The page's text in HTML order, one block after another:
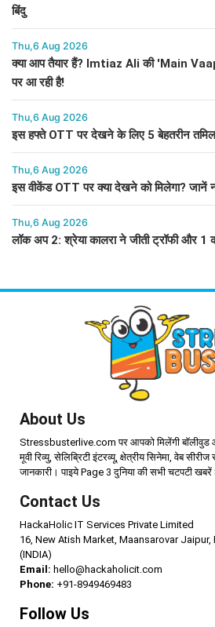
बिंदु
Thu,6 Aug 2026
क्या आप तैयार हैं? Imtiaz Ali की 'Main
पर आ रही है!
Thu,6 Aug 2026
इस हफ्ते OTT पर देखने के लिए 5 बेहतरीन
Thu,6 Aug 2026
इस वीकेंड OTT पर क्या देखने को मिलेगा? जानें
Thu,6 Aug 2026
लॉक अप 2: श्रेया कालरा ने जीती ट्रॉफी और 1
About Us
Stressbusterlive.com पर आपको मिलेंगी बॉलीवुड
मूवी रिव्यु, सेलिब्रिटी इंटरव्यू, क्षेत्रीय सिनेमा, वेब
जानकारी। पाइये Page 3 दुनिया की सभी चटपटी
Contact Us
HackaHolic IT Services Private Limited
16, New Atish Market, Maansarovar Jaipur,
(INDIA)
Email: hello@hackaholicit.com
Phone: +91-8949469483
Follow Us